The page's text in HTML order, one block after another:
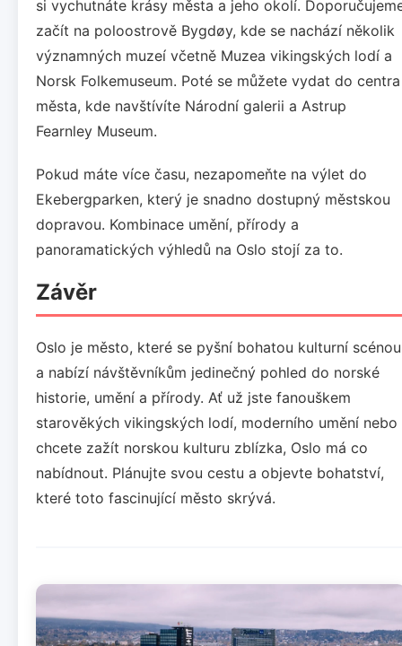
si vychutnáte krásy města a jeho okolí.
začít na poloostrově Bygdøy, kde se nachází několik
významných muzeí včetně Muzea vikingských lodí a
Norsk Folkemuseum. Poté se můžete vydat do centra
města, kde navštívíte Národní galerii a Astrup
Fearnley Museum.
Pokud máte více času, nezapomeňte na výlet do
Ekebergparken, který je snadno dostupný městskou
dopravou. Kombinace umění, přírody a
panoramatických výhledů na Oslo stojí za to.
Závěr
Oslo je město, které se pyšní bohatou kulturní scénou
a nabízí návštěvníkům jedinečný pohled do norské
historie, umění a přírody. Ať už jste fanouškem
starověkých vikingských lodí, moderního umění nebo
chcete zažít norskou kulturu zblízka, Oslo má co
nabídnout. Plánujte svou cestu a objevte bohatství,
které toto fascinující město skrývá.